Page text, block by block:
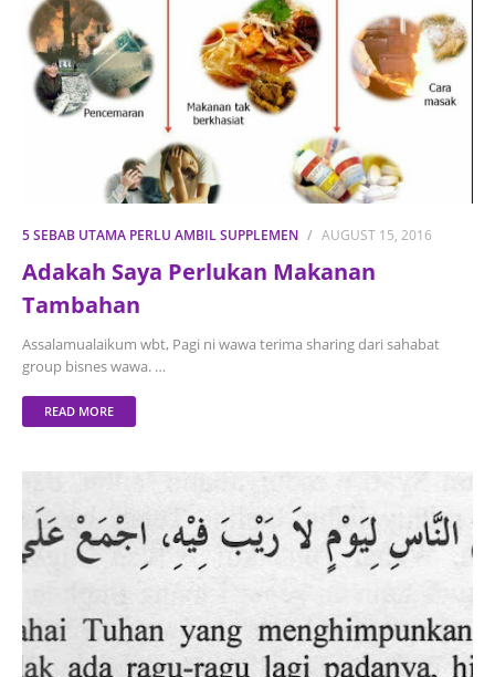
5 SEBAB UTAMA PERLU AMBIL SUPPLEMEN AUGUST 15, 2016
Adakah Saya Perlukan Makanan
Tambahan
Assalamualaikum wbt, Pagi ni wawa terima sharing dari sahabat
group bisnes wawa. …
READ MORE